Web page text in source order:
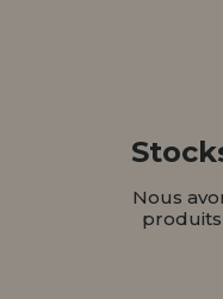
Nous
produits